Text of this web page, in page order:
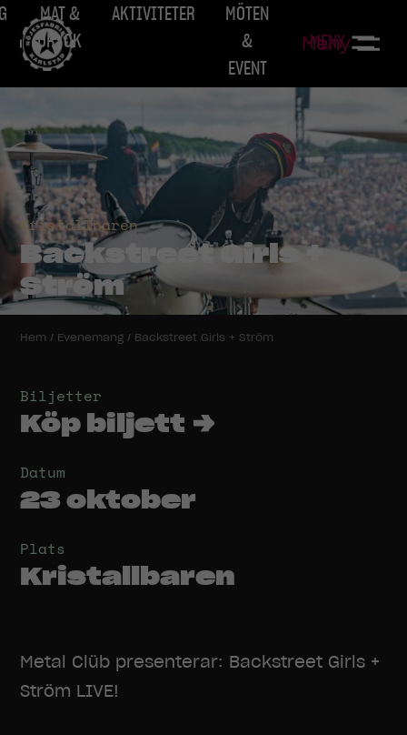
MAT &
DRYCK
AKTIVITETER
MÖTEN
&
EVENT
MENY
Meny
Kristallbaren
Backstreet Girls +
Ström
Hem / Evenemang / Backstreet Girls + Ström
Biljetter
Köp biljett →
Datum
23 oktober
Plats
Kristallbaren
Metal Clüb presenterar: Backstreet Girls +
Ström LIVE!